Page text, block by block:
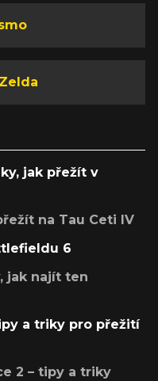
jak přežít v
na Tau Ceti IV
6
jak najít ten
a triky pro přežití
2 – tipy a triky